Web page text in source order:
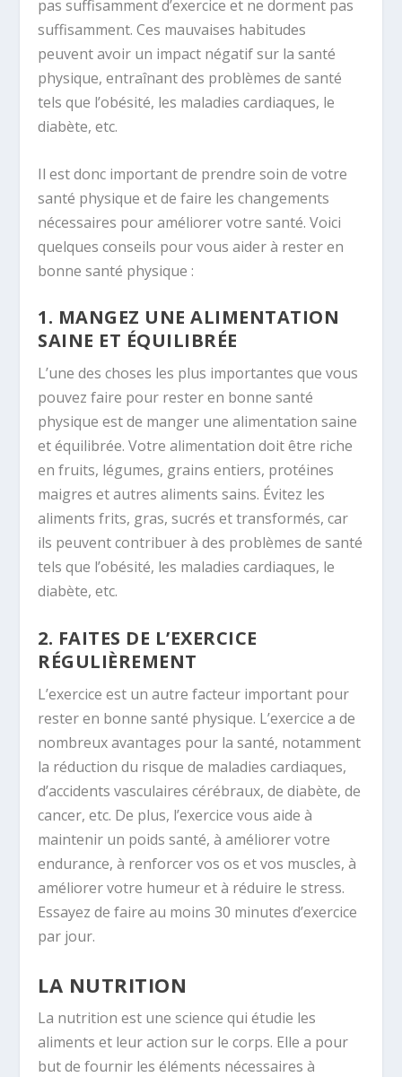
pas suffisamment d’exercice et ne dorment pas
suffisamment. Ces mauvaises habitudes
peuvent avoir un impact négatif sur la santé
physique, entraînant des problèmes de santé
tels que l’obésité, les maladies cardiaques, le
diabète, etc.
Il est donc important de prendre soin de votre
santé physique et de faire les changements
nécessaires pour améliorer votre santé. Voici
quelques conseils pour vous aider à rester en
bonne santé physique :
1. MANGEZ UNE ALIMENTATION
SAINE ET ÉQUILIBRÉE
L’une des choses les plus importantes que vous
pouvez faire pour rester en bonne santé
physique est de manger une alimentation saine
et équilibrée. Votre alimentation doit être riche
en fruits, légumes, grains entiers, protéines
maigres et autres aliments sains. Évitez les
aliments frits, gras, sucrés et transformés, car
ils peuvent contribuer à des problèmes de santé
tels que l’obésité, les maladies cardiaques, le
diabète, etc.
2. FAITES DE L’EXERCICE
RÉGULIÈREMENT
L’exercice est un autre facteur important pour
rester en bonne santé physique. L’exercice a de
nombreux avantages pour la santé, notamment
la réduction du risque de maladies cardiaques,
d’accidents vasculaires cérébraux, de diabète, de
cancer, etc. De plus, l’exercice vous aide à
maintenir un poids santé, à améliorer votre
endurance, à renforcer vos os et vos muscles, à
améliorer votre humeur et à réduire le stress.
Essayez de faire au moins 30 minutes d’exercice
par jour.
LA NUTRITION
La nutrition est une science qui étudie les
aliments et leur action sur le corps. Elle a pour
but de fournir les éléments nécessaires à